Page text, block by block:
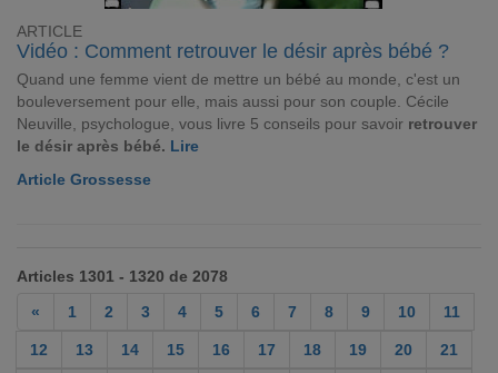
ARTICLE
Vidéo : Comment retrouver le désir après bébé ?
Quand une femme vient de mettre un bébé au monde, c'est un
bouleversement pour elle, mais aussi pour son couple. Cécile
Neuville, psychologue, vous livre 5 conseils pour savoir retrouver
le désir après bébé. Lire
Article Grossesse
Articles 1301 - 1320 de 2078
«
1 2 3 4 5 6 7 8 9 10 11
12 13 14 15 16 17 18 19 20 21